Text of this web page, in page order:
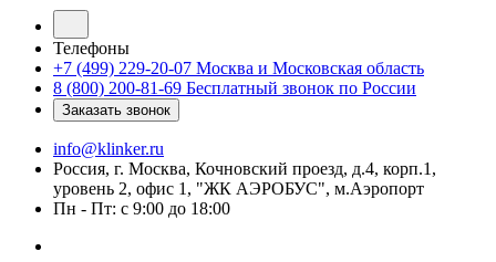
Телефоны
+7 (499) 229-20-07 Москва и Московская область
8 (800) 200-81-69 Бесплатный звонок по России
Заказать звонок
info@klinker.ru
Россия, г. Москва, Кочновский проезд, д.4, корп.1,
уровень 2, офис 1, "ЖК АЭРОБУС", м.Аэропорт
Пн - Пт: с 9:00 до 18:00